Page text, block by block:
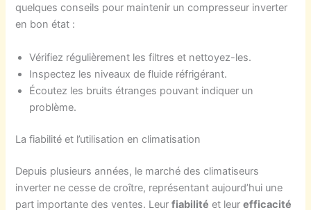
quelques conseils pour maintenir un compresseur inverter
en bon état :
Vérifiez régulièrement les filtres et nettoyez-les.
Inspectez les niveaux de fluide réfrigérant.
Écoutez les bruits étranges pouvant indiquer un
problème.
La fiabilité et l’utilisation en climatisation
Depuis plusieurs années, le marché des climatiseurs
inverter ne cesse de croître, représentant aujourd’hui une
part importante des ventes. Leurfiabilité et leurefficacité